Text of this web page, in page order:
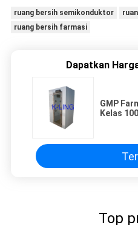
ruang bersih semikonduktor
ruang bersih farmasi
Dapatkan
GMP
Kelas
Top